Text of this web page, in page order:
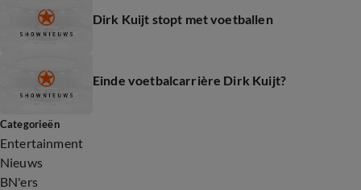
Dirk Kuijt stopt met voetballen
Einde voetbalcarrière Dirk Kuijt?
Categorieën
Entertainment
Nieuws
BN'ers